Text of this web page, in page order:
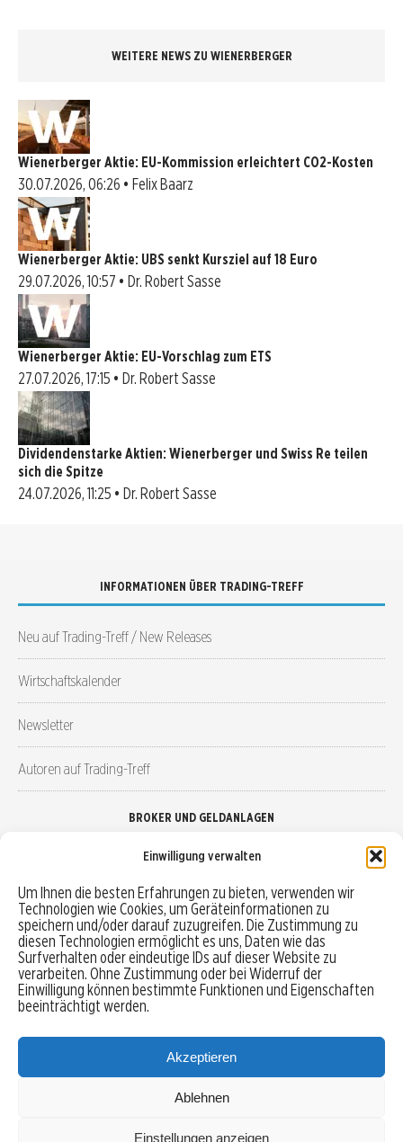
Einwilligung verwalten
Um Ihnen die besten Erfahrungen zu bieten, verwenden wir
Technologien wie Cookies, um Geräteinformationen zu
speichern und/oder darauf zuzugreifen. Die Zustimmung zu
diesen Technologien ermöglicht es uns, Daten wie das
Surfverhalten oder eindeutige IDs auf dieser Website zu
verarbeiten. Ohne Zustimmung oder bei Widerruf der
Einwilligung können bestimmte Funktionen und Eigenschaften
beeinträchtigt werden.
Akzeptieren
Ablehnen
Einstellungen anzeigen
WEITERE NEWS ZU WIENERBERGER
Wienerberger Aktie: EU-Kommission erleichtert CO2-Kosten
30.07.2026, 06:26 • Felix Baarz
Wienerberger Aktie: UBS senkt Kursziel auf 18 Euro
29.07.2026, 10:57 • Dr. Robert Sasse
Wienerberger Aktie: EU-Vorschlag zum ETS
27.07.2026, 17:15 • Dr. Robert Sasse
Dividendenstarke Aktien: Wienerberger und Swiss Re teilen
sich die Spitze
24.07.2026, 11:25 • Dr. Robert Sasse
INFORMATIONEN ÜBER TRADING-TREFF
Neu auf Trading-Treff / New Releases
Wirtschaftskalender
Newsletter
Autoren auf Trading-Treff
BROKER UND GELDANLAGEN
Robo-Advisor vergleichen
Depotvergleich
Festgeld vergleichen
Tagesgeld vergleichen